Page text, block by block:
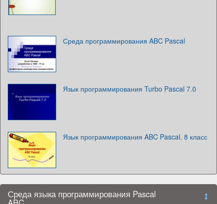
Среда программирования ABC Pascal
Язык программирования Turbo Pascal 7.0
Язык программирования ABC Pascal. 8 класс
Среда языка программирования Pascal